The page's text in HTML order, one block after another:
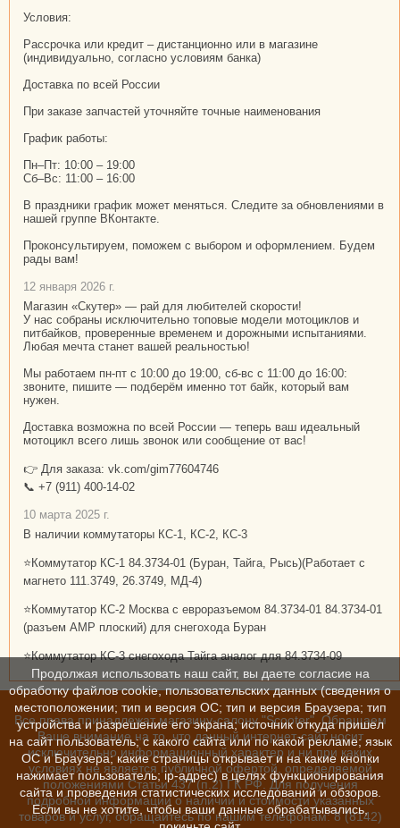
Условия:
Рассрочка или кредит – дистанционно или в магазине
(индивидуально, согласно условиям банка)
Доставка по всей России
При заказе запчастей уточняйте точные наименования
График работы:
Пн–Пт: 10:00 – 19:00
Сб–Вс: 11:00 – 16:00
В праздники график может меняться. Следите за обновлениями в
нашей группе ВКонтакте.
Проконсультируем, поможем с выбором и оформлением. Будем
рады вам!
12 января 2026 г.
Магазин «Скутер» — рай для любителей скорости!
У нас собраны исключительно топовые модели мотоциклов и
питбайков, проверенные временем и дорожными испытаниями.
Любая мечта станет вашей реальностью!
Мы работаем пн-пт с 10:00 до 19:00, сб-вс с 11:00 до 16:00:
звоните, пишите — подберём именно тот байк, который вам
нужен.
Доставка возможна по всей России — теперь ваш идеальный
мотоцикл всего лишь звонок или сообщение от вас!
👉 Для заказа: vk.com/gim77604746
📞 +7 (911) 400-14-02
10 марта 2025 г.
В наличии коммутаторы КС-1, КС-2, КС-3
⭐Коммутатор КС-1 84.3734-01 (Буран, Тайга, Рысь)(Работает с
магнето 111.3749, 26.3749, МД-4)
⭐Коммутатор КС-2 Москва с евроразъемом 84.3734-01 84.3734-01
(разъем АМР плоский) для снегохода Буран
⭐Коммутатор КС-3 снегохода Тайга аналог для 84.3734-09
Все права принадлежат магазину-салону "Scooter". Обращаем
Ваше внимание на то, что данный интернет-сайт носит
исключительно информационный характер и ни при каких
условиях не является публичной офертой, определяемой
положениями Статьи 437 (п.2) ГК РФ. Для получения
подробной информации о наличии и стоимости указанных
товаров и услуг, обращайтесь по нашим телефонам: 8 (8142)
Продолжая использовать наш сайт, вы даете согласие на
обработку файлов cookie, пользовательских данных (сведения о
местоположении; тип и версия ОС; тип и версия Браузера; тип
устройства и разрешение его экрана; источник откуда пришел
на сайт пользователь; с какого сайта или по какой рекламе; язык
ОС и Браузера; какие страницы открывает и на какие кнопки
нажимает пользователь; ip-адрес) в целях функционирования
сайта и проведения статистических исследований и обзоров.
Если вы не хотите, чтобы ваши данные обрабатывались,